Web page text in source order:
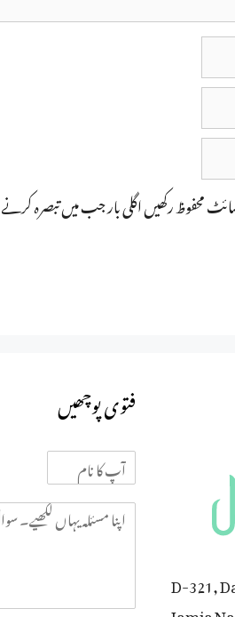
محفوظ رکھیں اگلی بار جب میں تبصرہ
D-321,
فتوی پوچھیں